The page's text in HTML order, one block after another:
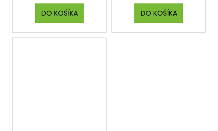
DO KOŠÍKA DO KOŠÍKA